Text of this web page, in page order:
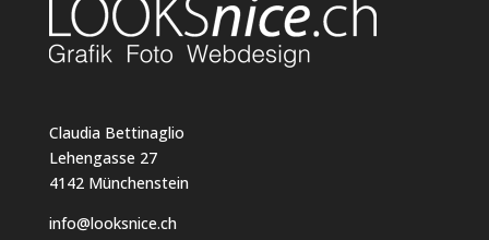
Claudia Bettinaglio
Lehengasse 27
4142 Münchenstein
info@looksnice.ch